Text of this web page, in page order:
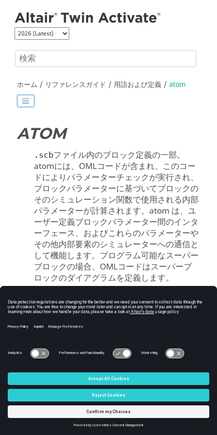
ホーム リファレンスガイド 用語および定義 atom
ATOM
.scbファイル内のブロック定義の一部。
atomには、 OMLコードが含まれ、このコー
ドによりパラメーターチェックが実行され、
ブロックパラメーターに基づいてブロックの
そのシミュレーション関数で使用される内部
パラメーターが計算されます。atom は、ユ
ーザー定義ブロックパラメーター間のインタ
ーフェース、およびこれらのパラメーターや
その他内部要素のシミュレーターへの通信と
して機能します。プログラム可能なスーパー
ブロックの場合、OMLコードはスーパーブ
ロックのダイアグラムを定義します。
C:\Users\tajima\GIT_DITA_OT\new-skin\DITA-
OT3.7.4\footer_hw.htm